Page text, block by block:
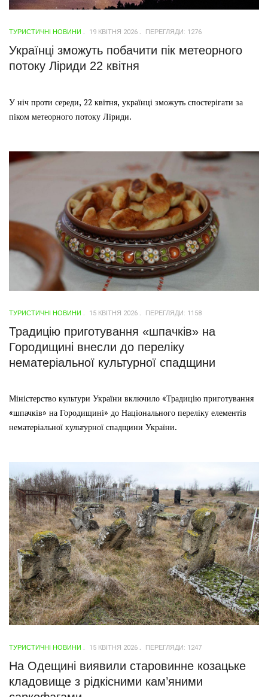
ТУРИСТИЧНІ НОВИНИ 19 КВІТНЯ 2026 ПЕРЕГЛЯДИ: 1276
Українці зможуть побачити пік метеорного
потоку Ліриди 22 квітня
У ніч проти середи, 22 квітня, українці зможуть спостерігати за
піком метеорного потоку Ліриди.
ТУРИСТИЧНІ НОВИНИ 15 КВІТНЯ 2026 ПЕРЕГЛЯДИ: 1158
Традицію приготування «шпачків» на
Городищині внесли до переліку
нематеріальної культурної спадщини
Міністерство культури України включило «Традицію приготування
«шпачків» на Городищині» до Національного переліку елементів
нематеріальної культурної спадщини України.
ТУРИСТИЧНІ НОВИНИ 15 КВІТНЯ 2026 ПЕРЕГЛЯДИ: 1247
На Одещині виявили старовинне козацьке
кладовище з рідкісними кам’яними